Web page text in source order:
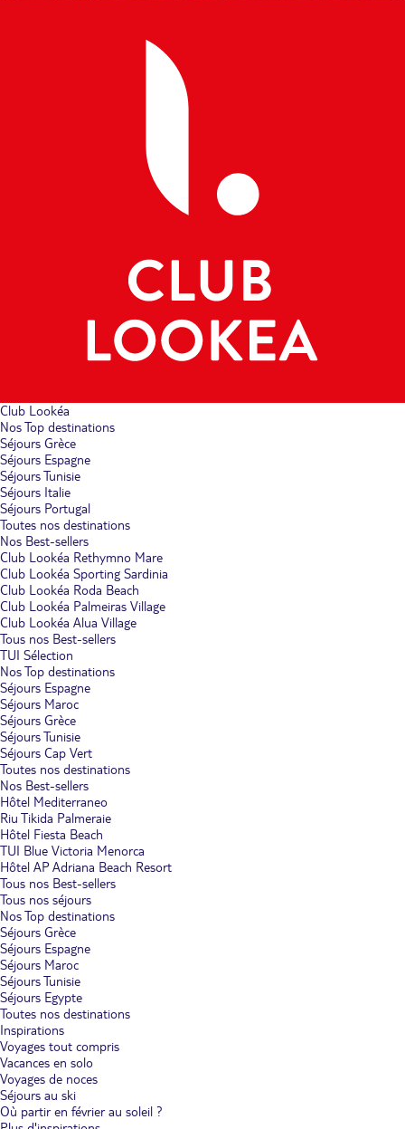
Club Lookéa
Nos Top destinations
Séjours Grèce
Séjours Espagne
Séjours Tunisie
Séjours Italie
Séjours Portugal
Toutes nos destinations
Nos Best-sellers
Club Lookéa Rethymno Mare
Club Lookéa Sporting Sardinia
Club Lookéa Roda Beach
Club Lookéa Palmeiras Village
Club Lookéa Alua Village
Tous nos Best-sellers
TUI Sélection
Nos Top destinations
Séjours Espagne
Séjours Maroc
Séjours Grèce
Séjours Tunisie
Séjours Cap Vert
Toutes nos destinations
Nos Best-sellers
Hôtel Mediterraneo
Riu Tikida Palmeraie
Hôtel Fiesta Beach
TUI Blue Victoria Menorca
Hôtel AP Adriana Beach Resort
Tous nos Best-sellers
Tous nos séjours
Nos Top destinations
Séjours Grèce
Séjours Espagne
Séjours Maroc
Séjours Tunisie
Séjours Egypte
Toutes nos destinations
Inspirations
Voyages tout compris
Vacances en solo
Voyages de noces
Séjours au ski
Où partir en février au soleil ?